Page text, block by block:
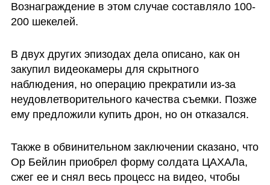
Вознаграждение в этом случае составляло 100-
200 шекелей.
В двух других эпизодах дела описано, как он
закупил видеокамеры для скрытного
наблюдения, но операцию прекратили из-за
неудовлетворительного качества съемки. Позже
ему предложили купить дрон, но он отказался.
Также в обвинительном заключении сказано, что
Ор Бейлин приобрел форму солдата ЦАХАЛа,
сжег еe и снял весь процесс на видео, чтобы